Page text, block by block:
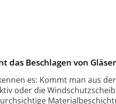
Beschlagen von
es: Kommt man aus
oder die